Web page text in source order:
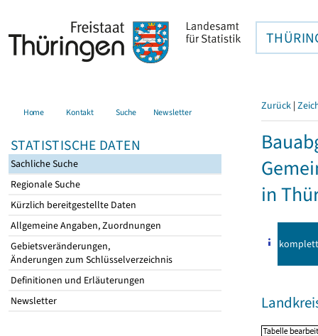
Home Kontakt Suche Newsletter
STATISTISCHE DATEN
Sachliche Suche
Regionale Suche
Kürzlich bereitgestellte Daten
Allgemeine Angaben, Zuordnungen
Gebietsveränderungen,
Änderungen zum Schlüsselverzeichnis
Definitionen und Erläuterungen
Newsletter
Zurück |
in
komplett